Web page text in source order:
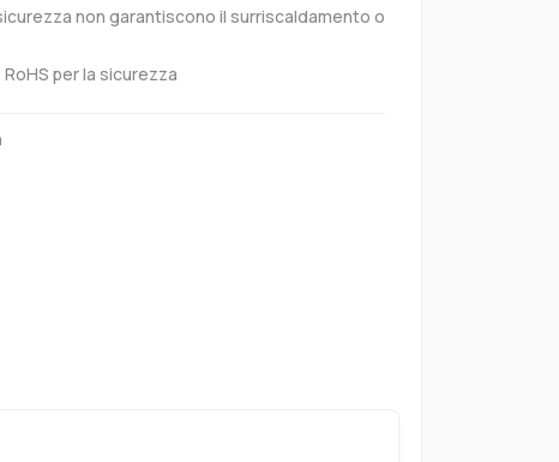
non garantiscono il surriscaldamento o
per la sicurezza